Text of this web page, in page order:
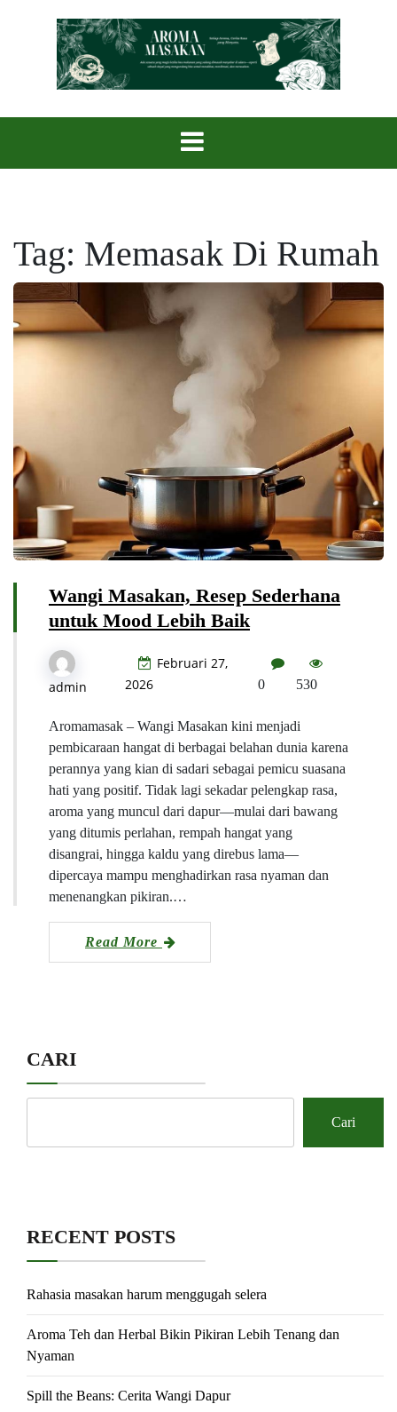
Aroma Masak
Tag: Memasak Di Rumah
Wangi Masakan, Resep Sederhana
untuk Mood Lebih Baik
admin
Februari 27,
2026
0 530
Aromamasak – Wangi Masakan kini menjadi
pembicaraan hangat di berbagai belahan dunia karena
perannya yang kian di sadari sebagai pemicu suasana
hati yang positif. Tidak lagi sekadar pelengkap rasa,
aroma yang muncul dari dapur—mulai dari bawang
yang ditumis perlahan, rempah hangat yang
disangrai, hingga kaldu yang direbus lama—
dipercaya mampu menghadirkan rasa nyaman dan
menenangkan pikiran.…
Read More
CARI
Cari
RECENT POSTS
Rahasia masakan harum menggugah selera
Aroma Teh dan Herbal Bikin Pikiran Lebih Tenang dan
Nyaman
Spill the Beans: Cerita Wangi Dapur